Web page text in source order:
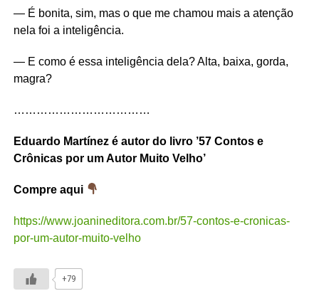
— É bonita, sim, mas o que me chamou mais a atenção
nela foi a inteligência.
— E como é essa inteligência dela? Alta, baixa, gorda,
magra?
………………………………
Eduardo Martínez é autor do livro ’57 Contos e
Crônicas por um Autor Muito Velho’
Compre aqui
https://www.joanineditora.com.br/57-contos-e-cronicas-
por-um-autor-muito-velho
+79